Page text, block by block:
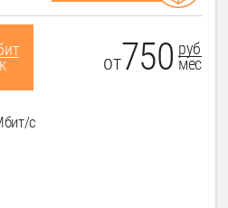
от750 руб
мес
с